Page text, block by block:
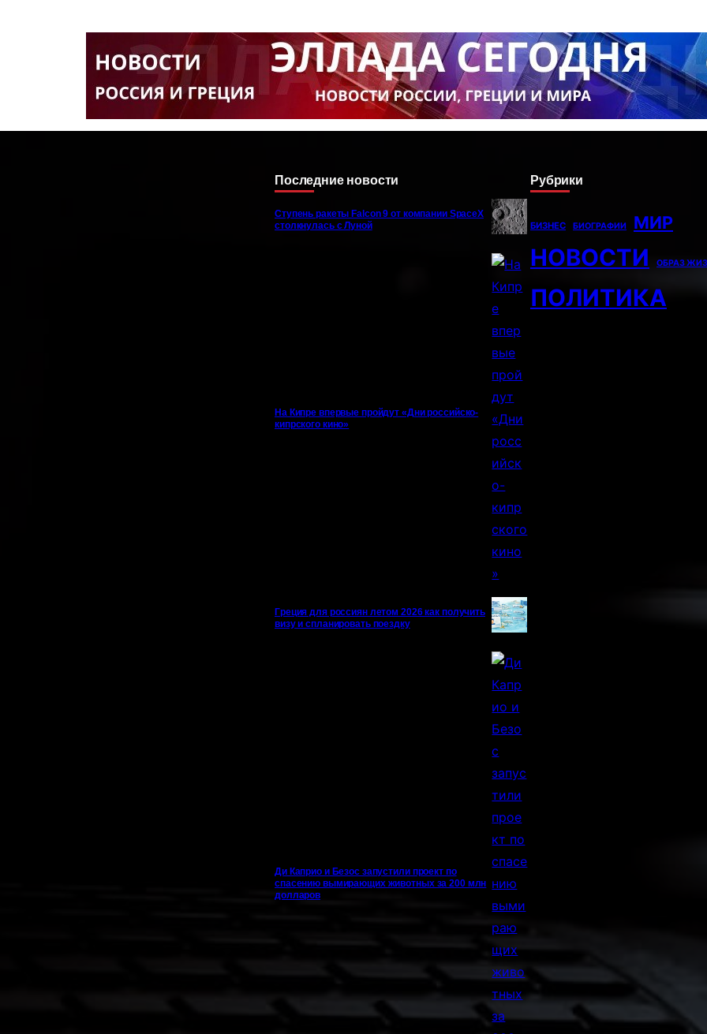
Последние новости
Ступень ракеты Falcon 9 от компании SpaceX
столкнулась с Луной
На Кипре впервые пройдут «Дни российско-
кипрского кино»
Греция для россиян летом 2026 как получить
визу и спланировать поездку
Ди Каприо и Безос запустили проект по
спасению вымирающих животных за 200 млн
долларов
Рубрики
БИЗНЕС БИОГРАФИИ МИР
НОВОСТИ ОБРАЗ
ПОЛИТИКА